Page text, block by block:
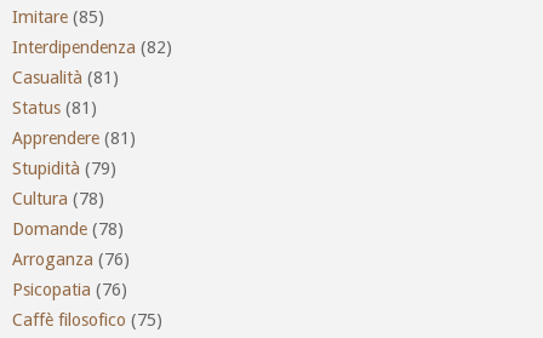
Imitare (85)
Interdipendenza (82)
Casualità (81)
Status (81)
Apprendere (81)
Stupidità (79)
Cultura (78)
Domande (78)
Arroganza (76)
Psicopatia (76)
Caffè filosofico (75)